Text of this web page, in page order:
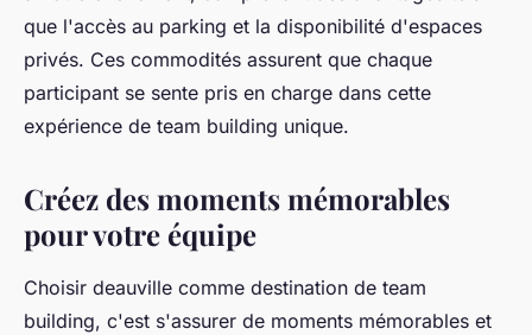
que l'accès au parking et la disponibilité d'espaces
privés. Ces commodités assurent que chaque
participant se sente pris en charge dans cette
expérience de team building unique.
Créez des moments mémorables
pour votre équipe
Choisir deauville comme destination de team
building, c'est s'assurer de moments mémorables et